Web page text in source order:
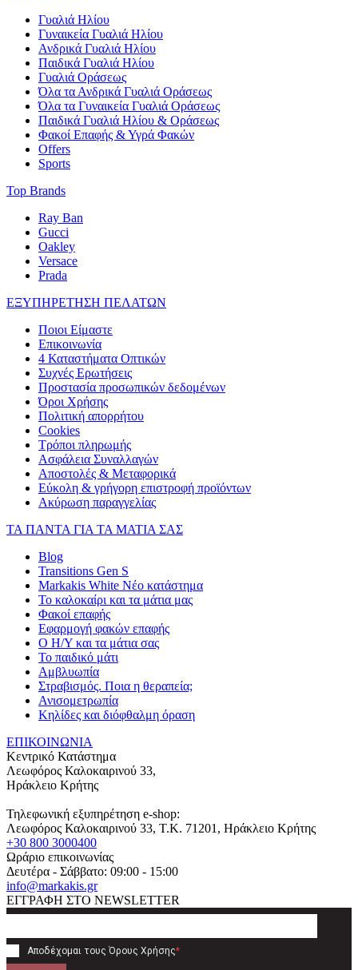
Γυαλιά Ηλίου
Γυναικεία Γυαλιά Ηλίου
Ανδρικά Γυαλιά Ηλίου
Παιδικά Γυαλιά Ηλίου
Γυαλιά Οράσεως
Όλα τα Ανδρικά Γυαλιά Οράσεως
Όλα τα Γυναικεία Γυαλιά Οράσεως
Παιδικά Γυαλιά Ηλίου & Οράσεως
Φακοί Επαφής & Υγρά Φακών
Offers
Sports
Top Brands
Ray Ban
Gucci
Oakley
Versace
Prada
ΕΞΥΠΗΡΕΤΗΣΗ ΠΕΛΑΤΩΝ
Ποιοι Είμαστε
Επικοινωνία
4 Καταστήματα Οπτικών
Συχνές Ερωτήσεις
Προστασία προσωπικών δεδομένων
Όροι Χρήσης
Πολιτική απορρήτου
Cookies
Τρόποι πληρωμής
Ασφάλεια Συναλλαγών
Αποστολές & Μεταφορικά
Εύκολη & γρήγορη επιστροφή προϊόντων
Ακύρωση παραγγελίας
ΤΑ ΠΑΝΤΑ ΓΙΑ ΤΑ ΜΑΤΙΑ ΣΑΣ
Blog
Transitions Gen S
Markakis White Νέο κατάστημα
Το καλοκαίρι και τα μάτια μας
Φακοί επαφής
Εφαρμογή φακών επαφής
Ο Η/Υ και τα μάτια σας
Το παιδικό μάτι
Αμβλυωπία
Στραβισμός. Ποια η θεραπεία;
Ανισομετρωπία
Κηλίδες και διόφθαλμη όραση
ΕΠΙΚΟΙΝΩΝΙΑ
Κεντρικό Κατάστημα
Λεωφόρος Καλοκαιρινού 33,
Ηράκλειο Κρήτης
Τηλεφωνική εξυπηρέτηση e-shop:
Λεωφόρος Καλοκαιρινού 33, T.K. 71201 , Ηράκλειο Κρήτης
+30 800 3000400
Ωράριο επικοινωνίας
Δευτέρα - Σάββατο: 09:00 - 15:00
info@markakis.gr
ΕΓΓΡΑΦΗ ΣΤΟ NEWSLETTER
Αποδέχομαι τους Όρους Χρήσης*